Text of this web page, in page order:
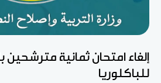
إلغاء امتحان ثمانية مترشحين
للباكلوريا